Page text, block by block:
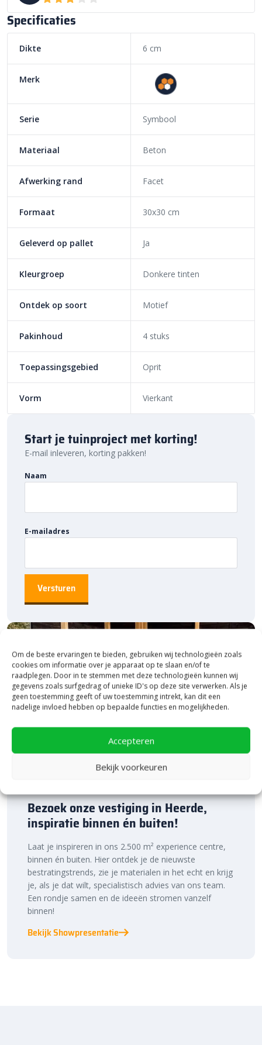
Om de beste ervaringen te bieden, gebruiken wij technologieën zoals
cookies om informatie over je apparaat op te slaan en/of te
raadplegen. Door in te stemmen met deze technologieën kunnen wij
gegevens zoals surfgedrag of unieke ID's op deze site verwerken. Als je
geen toestemming geeft of uw toestemming intrekt, kan dit een
nadelige invloed hebben op bepaalde functies en mogelijkheden.
Accepteren
Bekijk voorkeuren
Specificaties
Dikte 6 cm
Merk
Serie Symbool
Materiaal Beton
Afwerking rand Facet
Formaat 30x30 cm
Geleverd op pallet Ja
Kleurgroep Donkere tinten
Ontdek op soort Motief
Pakinhoud 4 stuks
Toepassingsgebied Oprit
Vorm Vierkant
Start je tuinproject met korting!
E-mail inleveren, korting pakken!
Naam
E-mailadres
Bezoek onze vestiging in Heerde,
inspiratie binnen én buiten!
Laat je inspireren in ons 2.500 m² experience centre,
binnen én buiten. Hier ontdek je de nieuwste
bestratingstrends, zie je materialen in het echt en krijg
je, als je dat wilt, specialistisch advies van ons team.
Een rondje samen en de ideeën stromen vanzelf
binnen!
Bekijk Showpresentatie